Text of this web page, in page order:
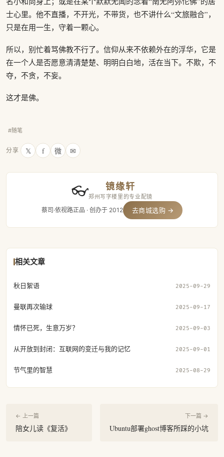
士心里。他不直播，不开光，不带货，也不讲什么“文旅融合”，
只是在用一生，守着一颗心。
所以，别忙着骂佛教不行了。信仰从来不依赖外在的浮华，它是
在一个人是否愿意清清楚楚、明明白白地，活在当下。不欺，不
夺，不贪，不妄。
这才是佛。
#随笔
分享 𝕏 f 微 ✉
👓 镜缘轩
郑州写字楼里的专业配镜
蔡司·依视路正品 · 创办于 2012 去商城选购 →
相关文章
秋日絮语 2025-09-29
曼联再次输球 2025-09-17
情怀已死，生意万岁？ 2025-09-03
从开放到封闭：互联网的变迁与我的记忆 2025-09-01
节气里的智慧 2025-08-29
← 上一篇
陪女儿读《复活》
下一篇 →
Ubuntu部署ghost博客所踩的小坑